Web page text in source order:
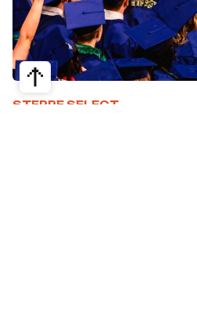
STEPPE SELECT